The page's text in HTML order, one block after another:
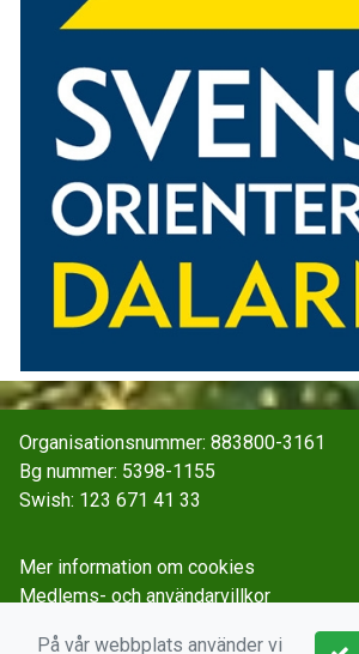
Organisationsnummer: 883800-3161
Bg nummer: 5398-1155
Swish: 123 671 41 33
Mer information om cookies
Medlems- och användarvillkor
På vår webbplats använder vi